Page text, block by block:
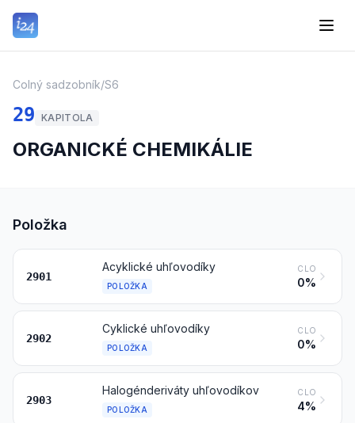
Colný sadzobník/S6
29 KAPITOLA
ORGANICKÉ CHEMIKÁLIE
Položka
2901
Acyklické uhľovodíky
POLOŽKA
CLO
0%
2902
Cyklické uhľovodíky
POLOŽKA
CLO
0%
2903
Halogénderiváty uhľovodíkov
POLOŽKA
CLO
4%